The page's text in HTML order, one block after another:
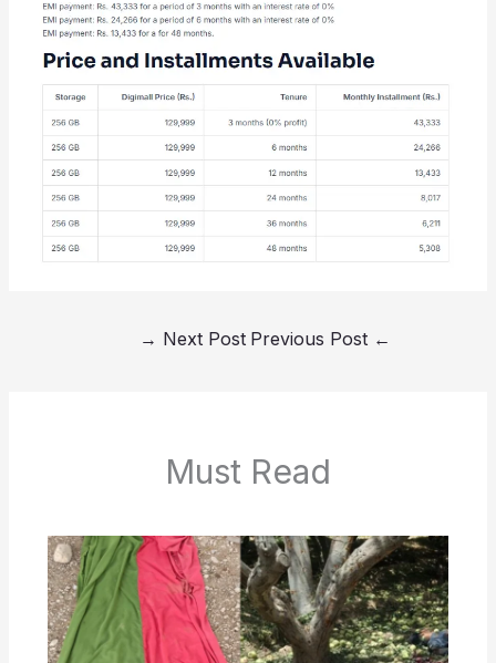
←
Next Post
→
Must Read